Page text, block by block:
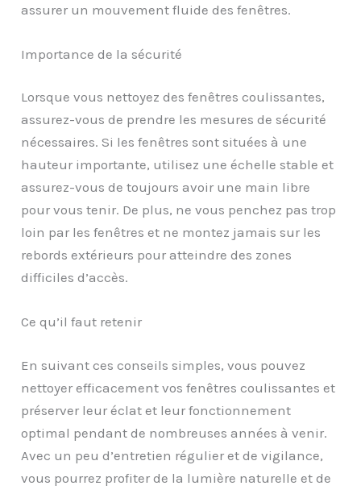
assurer un mouvement fluide des fenêtres.
Importance de la sécurité
Lorsque vous nettoyez des fenêtres coulissantes,
assurez-vous de prendre les mesures de sécurité
nécessaires. Si les fenêtres sont situées à une
hauteur importante, utilisez une échelle stable et
assurez-vous de toujours avoir une main libre
pour vous tenir. De plus, ne vous penchez pas trop
loin par les fenêtres et ne montez jamais sur les
rebords extérieurs pour atteindre des zones
difficiles d’accès.
Ce qu’il faut retenir
En suivant ces conseils simples, vous pouvez
nettoyer efficacement vos fenêtres coulissantes et
préserver leur éclat et leur fonctionnement
optimal pendant de nombreuses années à venir.
Avec un peu d’entretien régulier et de vigilance,
vous pourrez profiter de la lumière naturelle et de